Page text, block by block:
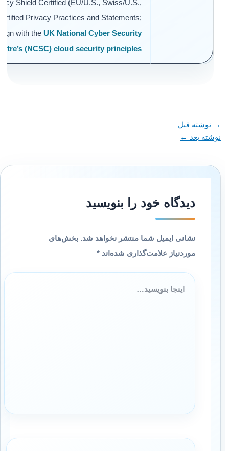
Shield Certified (EU/U.S., Swiss/U.S.,
Privacy Practices and Statements;
align with theUK National Cyber Security
(NCSC) cloud security principles
→نوشته قبل
نوشته بعد←
دیدگاه‌ خود را بنویسید
نشانی ایمیل شما منتشر نخواهد شد. بخش‌های
موردنیاز علامت‌گذاری شده‌اند*
اینجا
بنویسید…
نام*